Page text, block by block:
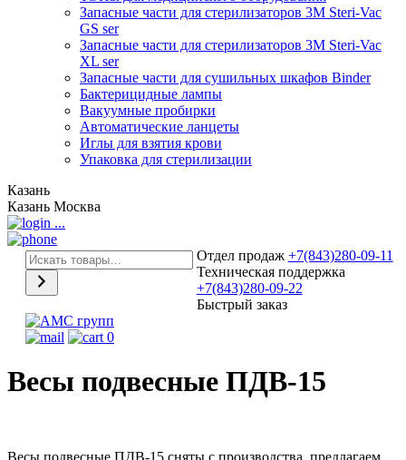
Запасные части для стерилизаторов 3M Steri-Vac
GS ser
Запасные части для стерилизаторов 3М Steri-Vac
XL ser
Запасные части для сушильных шкафов Binder
Бактерицидные лампы
Вакуумные пробирки
Автоматические ланцеты
Иглы для взятия крови
Упаковка для стерилизации
Казань
Казань Москва
...
Отдел продаж +7(843)280-09-11
Техническая поддержка
+7(843)280-09-22
Быстрый заказ
0
Весы подвесные ПДВ-15
Весы подвесные ПДВ-15 сняты с производства, предлагаем